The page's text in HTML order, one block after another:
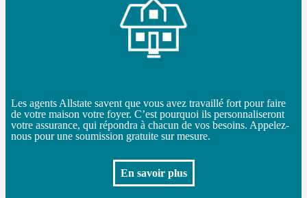
Les agents Allstate savent que vous avez travaillé fort pour faire
de votre maison votre foyer. C’est pourquoi ils personnaliseront
votre assurance, qui répondra à chacun de vos besoins. Appelez-
nous pour une soumission gratuite sur mesure.
En savoir plus